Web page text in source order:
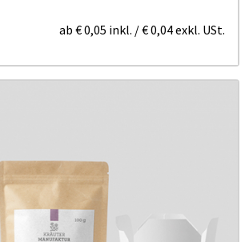
ab € 0,05 inkl. /€ 0,04exkl. USt.